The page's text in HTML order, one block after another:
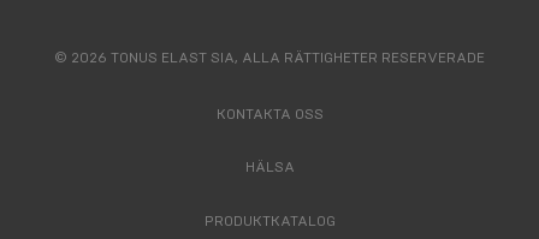
© 2026 TONUS ELAST SIA, ALLA RÄTTIGHETER RESERVERADE
KONTAKTA OSS
HÄLSA
PRODUKTKATALOG